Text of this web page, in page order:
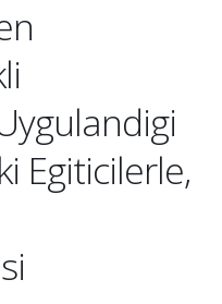
Egiticilerle,